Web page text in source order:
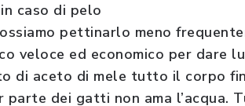
caso di pelo
pettinarlo meno
veloce ed economico per dare
di aceto di mele tutto il corpo
parte dei gatti non ama l’acqua.